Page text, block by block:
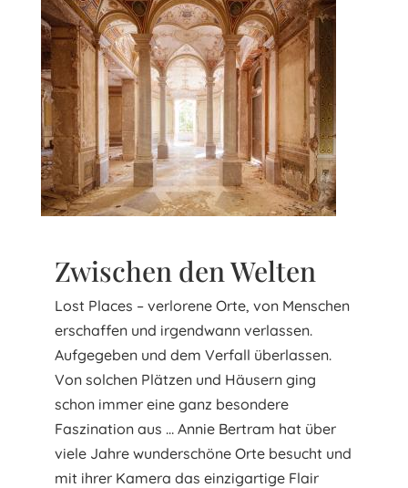
Zwischen den Welten
Lost Places – verlorene Orte, von Menschen
erschaffen und irgendwann verlassen.
Aufgegeben und dem Verfall überlassen.
Von solchen Plätzen und Häusern ging
schon immer eine ganz besondere
Faszination aus … Annie Bertram hat über
viele Jahre wunderschöne Orte besucht und
mit ihrer Kamera das einzigartige Flair